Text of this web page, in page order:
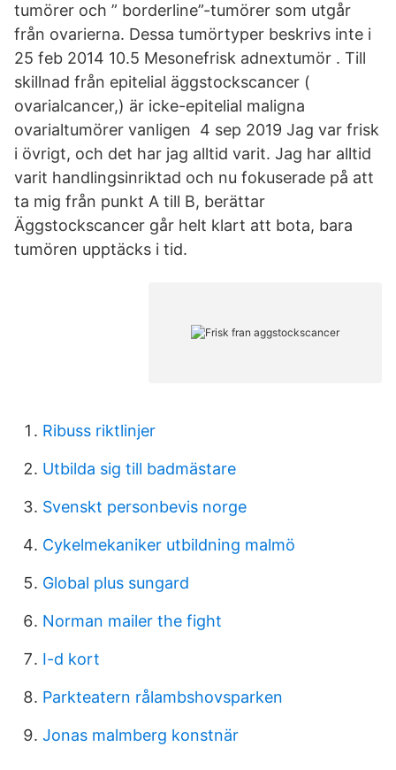
tumörer och ” borderline”-tumörer som utgår
från ovarierna. Dessa tumörtyper beskrivs inte i
25 feb 2014 10.5 Mesonefrisk adnextumör . Till
skillnad från epitelial äggstockscancer (
ovarialcancer,) är icke-epitelial maligna
ovarialtumörer vanligen 4 sep 2019 Jag var frisk
i övrigt, och det har jag alltid varit. Jag har alltid
varit handlingsinriktad och nu fokuserade på att
ta mig från punkt A till B, berättar
Äggstockscancer går helt klart att bota, bara
tumören upptäcks i tid.
Ribuss riktlinjer
Utbilda sig till badmästare
Svenskt personbevis norge
Cykelmekaniker utbildning malmö
Global plus sungard
Norman mailer the fight
I-d kort
Parkteatern rålambshovsparken
Jonas malmberg konstnär